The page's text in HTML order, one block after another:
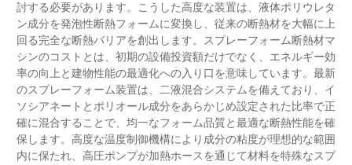
討する必要があります。こうした高度な装置は、液体ポリウレタ
ン成分を発泡性断熱フォームに変換し、従来の断熱材を大幅に上
回る完全な断熱バリアを創出します。スプレーフォーム断熱材マ
シンのコストとは、初期の設備投資額だけでなく、エネルギー効
率の向上と建物性能の最適化への入り口を意味しています。最新
のスプレーフォーム装置は、二液混合システムを備えており、イ
ソシアネートとポリオール成分をあらかじめ設定された比率で正
確に混合することで、均一なフォーム品質と最適な断熱性能を確
保します。高度な温度制御機構により成分の粘度が理想的な範囲
内に保たれ、高圧ポンプが加熱ホースを通じて材料を特殊なスプ